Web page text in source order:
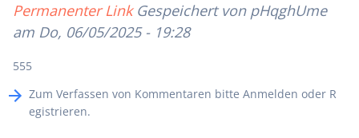
Permanenter Link Gespeichert von pHqghUme
am Do, 06/05/2025 - 19:28
555
Zum Verfassen von Kommentaren bitte Anmelden oder R
egistrieren.